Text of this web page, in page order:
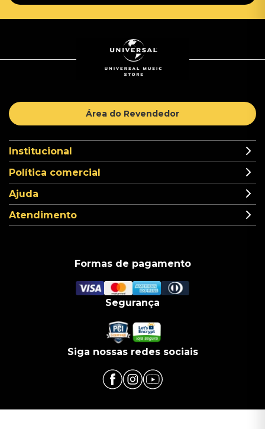
Área do Revendedor
Institucional
Política comercial
Ajuda
Atendimento
Formas de pagamento
Segurança
Siga nossas redes sociais